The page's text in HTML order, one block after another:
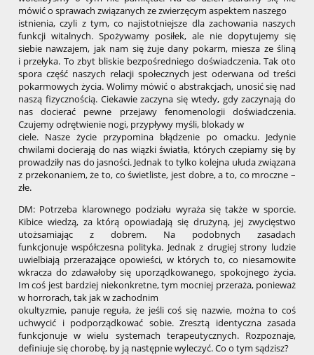
mówić o sprawach związanych ze zwierzęcym aspektem naszego
istnienia, czyli z tym, co najistotniejsze dla zachowania naszych
funkcji witalnych. Spożywamy posiłek, ale nie dopytujemy się
siebie nawzajem, jak nam się żuje dany pokarm, miesza ze śliną
i przełyka. To zbyt bliskie bezpośredniego doświadczenia. Tak oto
spora część naszych relacji społecznych jest oderwana od treści
pokarmowych życia. Wolimy mówić o abstrakcjach, unosić się nad
naszą fizycznością. Ciekawie zaczyna się wtedy, gdy zaczynają do
nas docierać pewne przejawy fenomenologii doświadczenia.
Czujemy odrętwienie nogi, przypływy myśli, blokady w
ciele. Nasze życie przypomina błądzenie po omacku. Jedynie
chwilami docierają do nas wiązki światła, których czepiamy się by
prowadziły nas do jasności. Jednak to tylko kolejna ułuda związana
z przekonaniem, że to, co świetliste, jest dobre, a to, co mroczne –
złe.
DM: Potrzeba klarownego podziału wyraża się także w sporcie.
Kibice wiedzą, za którą opowiadają się drużyną, jej zwycięstwo
utożsamiając z dobrem. Na podobnych zasadach
funkcjonuje współczesna polityka. Jednak z drugiej strony ludzie
uwielbiają przerażające opowieści, w których to, co niesamowite
wkracza do zdawałoby się uporządkowanego, spokojnego życia.
Im coś jest bardziej niekonkretne, tym mocniej przeraża, ponieważ
w horrorach, tak jak w zachodnim
okultyzmie, panuje reguła, że jeśli coś się nazwie, można to coś
uchwycić i podporządkować sobie. Zresztą identyczna zasada
funkcjonuje w wielu systemach terapeutycznych. Rozpoznaje,
definiuje się chorobę, by ją następnie wyleczyć. Co o tym sądzisz?